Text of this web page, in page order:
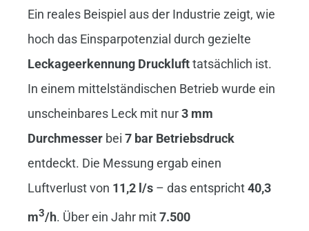
Ein reales Beispiel aus der Industrie zeigt, wie
hoch das Einsparpotenzial durch gezielte
Leckageerkennung Drucklufttatsächlich ist.
In einem mittelständischen Betrieb wurde ein
unscheinbares Leck mit nur3 mm
Durchmesserbei 7 bar Betriebsdruck
entdeckt. Die Messung ergab einen
Luftverlust von 11,2 l/s– das entspricht40,3
m3/h. Über ein Jahr mit7.500